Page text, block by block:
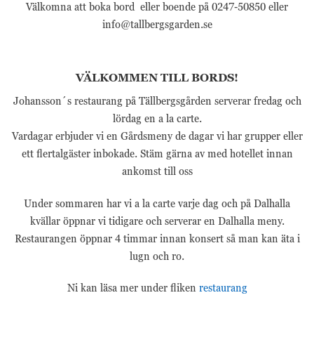
Välkomna att boka bord eller boende på 0247-50850 eller
info@tallbergsgarden.se
VÄLKOMMEN TILL BORDS!
Johansson´s restaurang på Tällbergsgården serverar fredag och
lördag en a la carte.
Vardagar erbjuder vi en Gårdsmeny de dagar vi har grupper eller
ett flertalgäster inbokade. Stäm gärna av med hotellet innan
ankomst till oss
Under sommaren har vi a la carte varje dag och på Dalhalla
kvällar öppnar vi tidigare och serverar en Dalhalla meny.
Restaurangen öppnar 4 timmar innan konsert så man kan äta i
lugn och ro.
Ni kan läsa mer under fliken restaurang